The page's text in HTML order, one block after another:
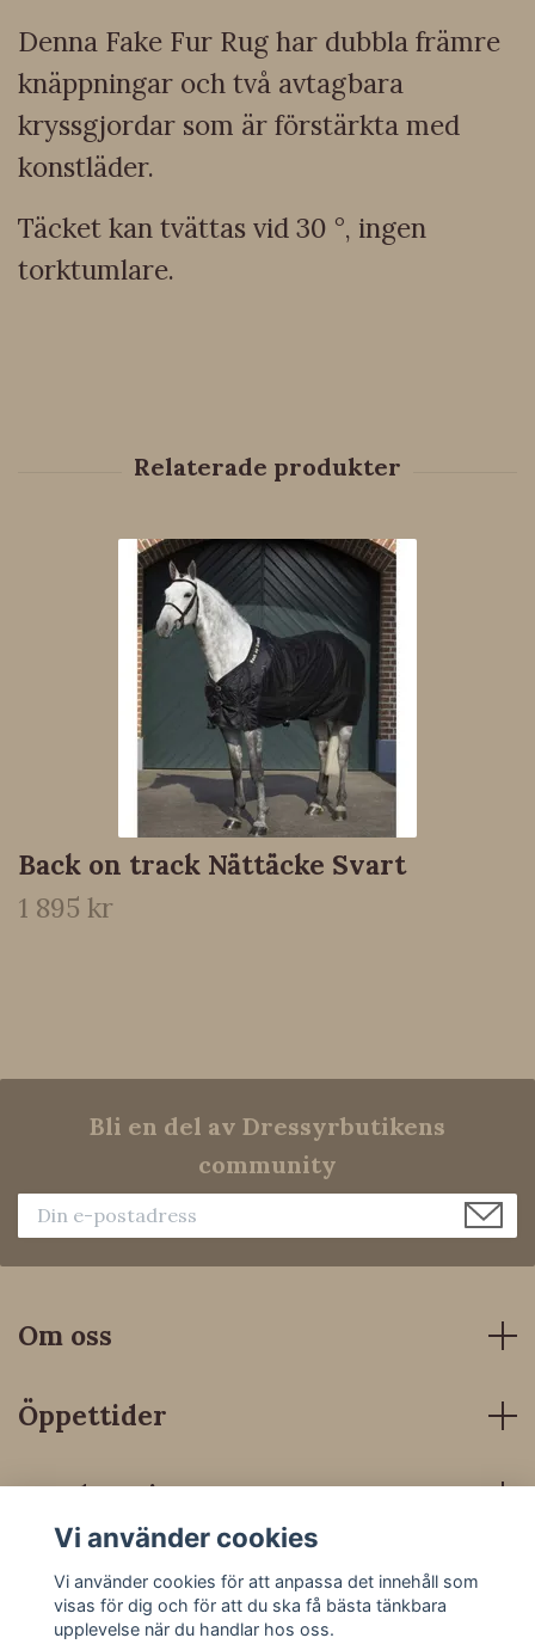
Denna Fake Fur Rug har dubbla främre
knäppningar och två avtagbara
kryssgjordar som är förstärkta med
konstläder.
Täcket kan tvättas vid 30 °, ingen
torktumlare.
Back on track Nättäcke Svart
1 895 kr
Bli en del av Dressyrbutikens
community
Om oss
Öppettider
Kundservice
Sociala medier
Vi använder cookies
Vi använder cookies för att anpassa det innehåll som
visas för dig och för att du ska få bästa tänkbara
upplevelse när du handlar hos oss.